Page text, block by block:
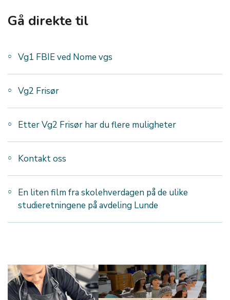
Gå direkte til
Vg1 FBIE ved Nome vgs
Vg2 Frisør
Etter Vg2 Frisør har du flere muligheter
Kontakt oss
En liten film fra skolehverdagen på de ulike
studieretningene på avdeling Lunde